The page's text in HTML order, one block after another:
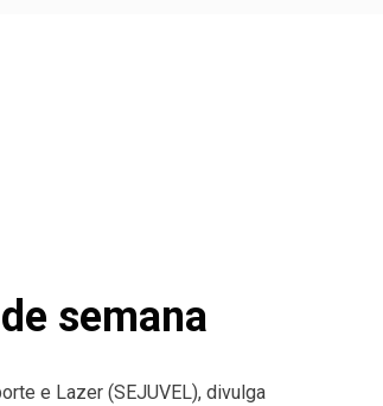
semana
e Lazer (SEJUVEL), divulga